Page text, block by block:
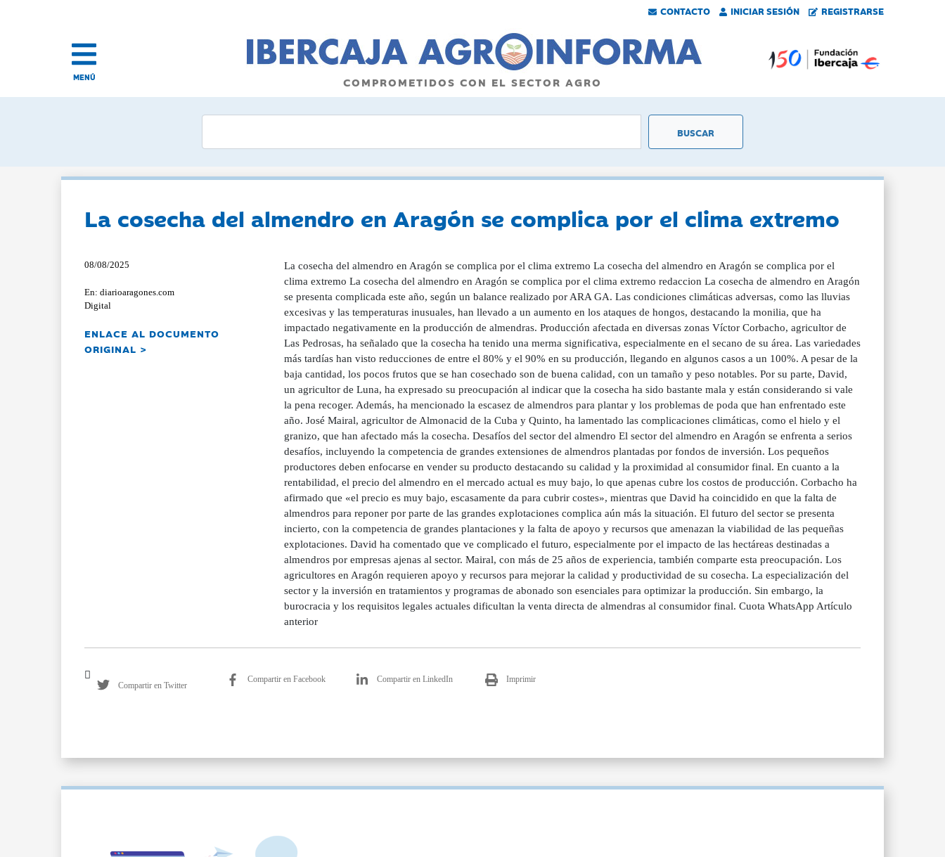
CONTACTO INICIAR SESIÓN REGISTRARSE
MENÚ COMPROMETIDOS CON EL SECTOR AGRO
La cosecha del almendro en Aragón se complica por el clima extremo
08/08/2025
En: diarioaragones.com
Digital
ENLACE AL DOCUMENTO
ORIGINAL >
La cosecha del almendro en Aragón se complica por el clima extremo La cosecha del almendro en Aragón se complica por el
clima extremo La cosecha del almendro en Aragón se complica por el clima extremo redaccion La cosecha de almendro en Aragón
se presenta complicada este año, según un balance realizado por ARA GA. Las condiciones climáticas adversas, como las lluvias
excesivas y las temperaturas inusuales, han llevado a un aumento en los ataques de hongos, destacando la monilia, que ha
impactado negativamente en la producción de almendras. Producción afectada en diversas zonas Víctor Corbacho, agricultor de
Las Pedrosas, ha señalado que la cosecha ha tenido una merma significativa, especialmente en el secano de su área. Las variedades
más tardías han visto reducciones de entre el 80% y el 90% en su producción, llegando en algunos casos a un 100%. A pesar de la
baja cantidad, los pocos frutos que se han cosechado son de buena calidad, con un tamaño y peso notables. Por su parte, David,
un agricultor de Luna, ha expresado su preocupación al indicar que la cosecha ha sido bastante mala y están considerando si vale
la pena recoger. Además, ha mencionado la escasez de almendros para plantar y los problemas de poda que han enfrentado este
año. José Mairal, agricultor de Almonacid de la Cuba y Quinto, ha lamentado las complicaciones climáticas, como el hielo y el
granizo, que han afectado más la cosecha. Desafíos del sector del almendro El sector del almendro en Aragón se enfrenta a serios
desafíos, incluyendo la competencia de grandes extensiones de almendros plantadas por fondos de inversión. Los pequeños
productores deben enfocarse en vender su producto destacando su calidad y la proximidad al consumidor final. En cuanto a la
rentabilidad, el precio del almendro en el mercado actual es muy bajo, lo que apenas cubre los costos de producción. Corbacho ha
afirmado que «el precio es muy bajo, escasamente da para cubrir costes», mientras que David ha coincidido en que la falta de
almendros para reponer por parte de las grandes explotaciones complica aún más la situación. El futuro del sector se presenta
incierto, con la competencia de grandes plantaciones y la falta de apoyo y recursos que amenazan la viabilidad de las pequeñas
explotaciones. David ha comentado que ve complicado el futuro, especialmente por el impacto de las hectáreas destinadas a
almendros por empresas ajenas al sector. Mairal, con más de 25 años de experiencia, también comparte esta preocupación. Los
agricultores en Aragón requieren apoyo y recursos para mejorar la calidad y productividad de su cosecha. La especialización del
sector y la inversión en tratamientos y programas de abonado son esenciales para optimizar la producción. Sin embargo, la
burocracia y los requisitos legales actuales dificultan la venta directa de almendras al consumidor final. Cuota WhatsApp Artículo
anterior
Compartir en Twitter
Compartir en Facebook Compartir en LinkedIn Imprimir